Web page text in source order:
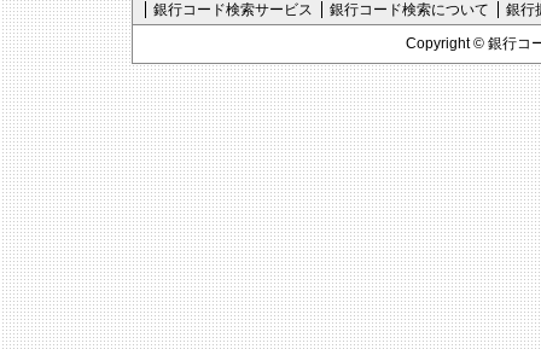
銀行コード検索サービス 銀行コード検索について
銀行
Copyright © 銀行コ